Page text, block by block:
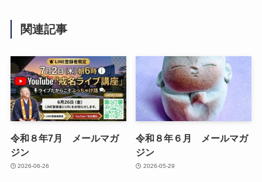
関連記事
令和８年7月 メールマガ
ジン
2026-06-26
令和８年６月 メールマガ
ジン
2026-05-29